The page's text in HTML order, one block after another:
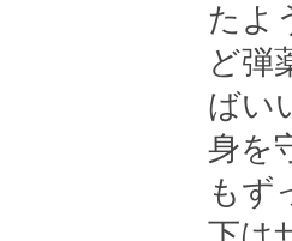
たよ
ど弾
ばい
身を
もず